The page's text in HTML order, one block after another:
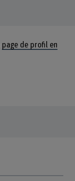
page de profil en